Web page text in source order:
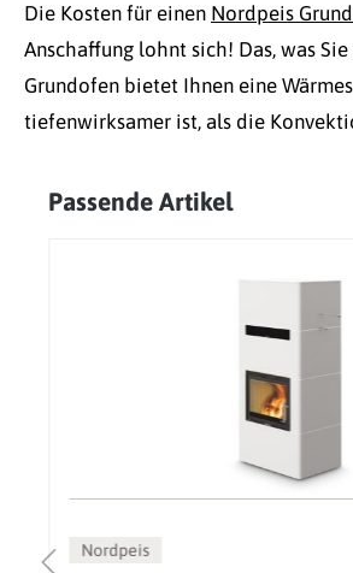
Die Kosten für einen Nordpeis
Anschaffung lohnt sich! Das, was
Grundofen bietet Ihnen eine
tiefenwirksamer ist, als die
Produktgalerie überspringen
Passende Artikel
Nordpeis